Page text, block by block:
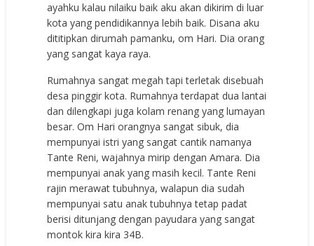
ayahku kalau nilaiku baik aku akan dikirim di luar
kota yang pendidikannya lebih baik. Disana aku
dititipkan dirumah pamanku, om Hari. Dia orang
yang sangat kaya raya.
Rumahnya sangat megah tapi terletak disebuah
desa pinggir kota. Rumahnya terdapat dua lantai
dan dilengkapi juga kolam renang yang lumayan
besar. Om Hari orangnya sangat sibuk, dia
mempunyai istri yang sangat cantik namanya
Tante Reni, wajahnya mirip dengan Amara. Dia
mempunyai anak yang masih kecil. Tante Reni
rajin merawat tubuhnya, walapun dia sudah
mempunyai satu anak tubuhnya tetap padat
berisi ditunjang dengan payudara yang sangat
montok kira kira 34B.